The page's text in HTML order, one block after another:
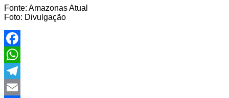
Fonte: Amazonas Atual
Foto: Divulgação
Facebook
WhatsApp
Telegram